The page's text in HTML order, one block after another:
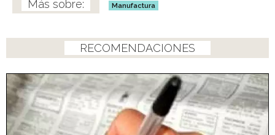
Manufactura
RECOMENDACIONES